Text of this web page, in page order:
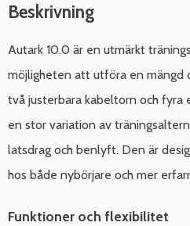
Beskrivning
Autark 10.0 är en utmärkt
möjligheten att utföra en mängd
två justerbara kabeltorn och fyra
en stor variation av
latsdrag och benlyft. Den är
hos både nybörjare och mer
Funktioner och flexibilitet